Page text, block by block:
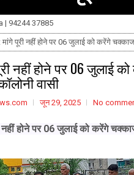
| 94244 37885
पूरी नहीं होने पर 06 जुलाई को करेंगे
नहीं होने पर 06 जुलाई
वासी
जून 29, 2025 No
होने पर 06 जुलाई को करेंगे